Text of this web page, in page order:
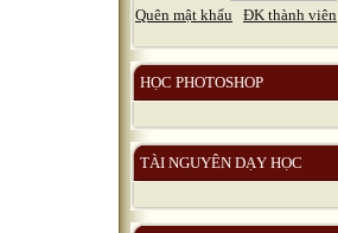
Quên mật khẩu ĐK thành viên
HỌC PHOTOSHOP
TÀI NGUYÊN DẠY HỌC